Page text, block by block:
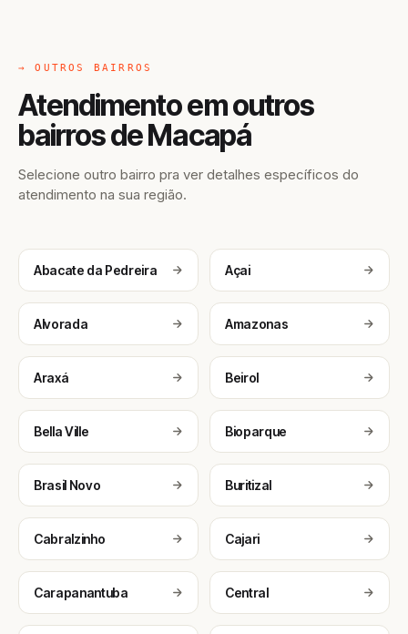
→ OUTROS BAIRROS
Atendimento em outros
bairros de Macapá
Selecione outro bairro pra ver detalhes específicos do
atendimento na sua região.
Abacate da Pedreira Açai
Alvorada Amazonas
Araxá Beirol
Bella Ville Bioparque
Brasil Novo Buritizal
Cabralzinho Cajari
Carapanantuba Central